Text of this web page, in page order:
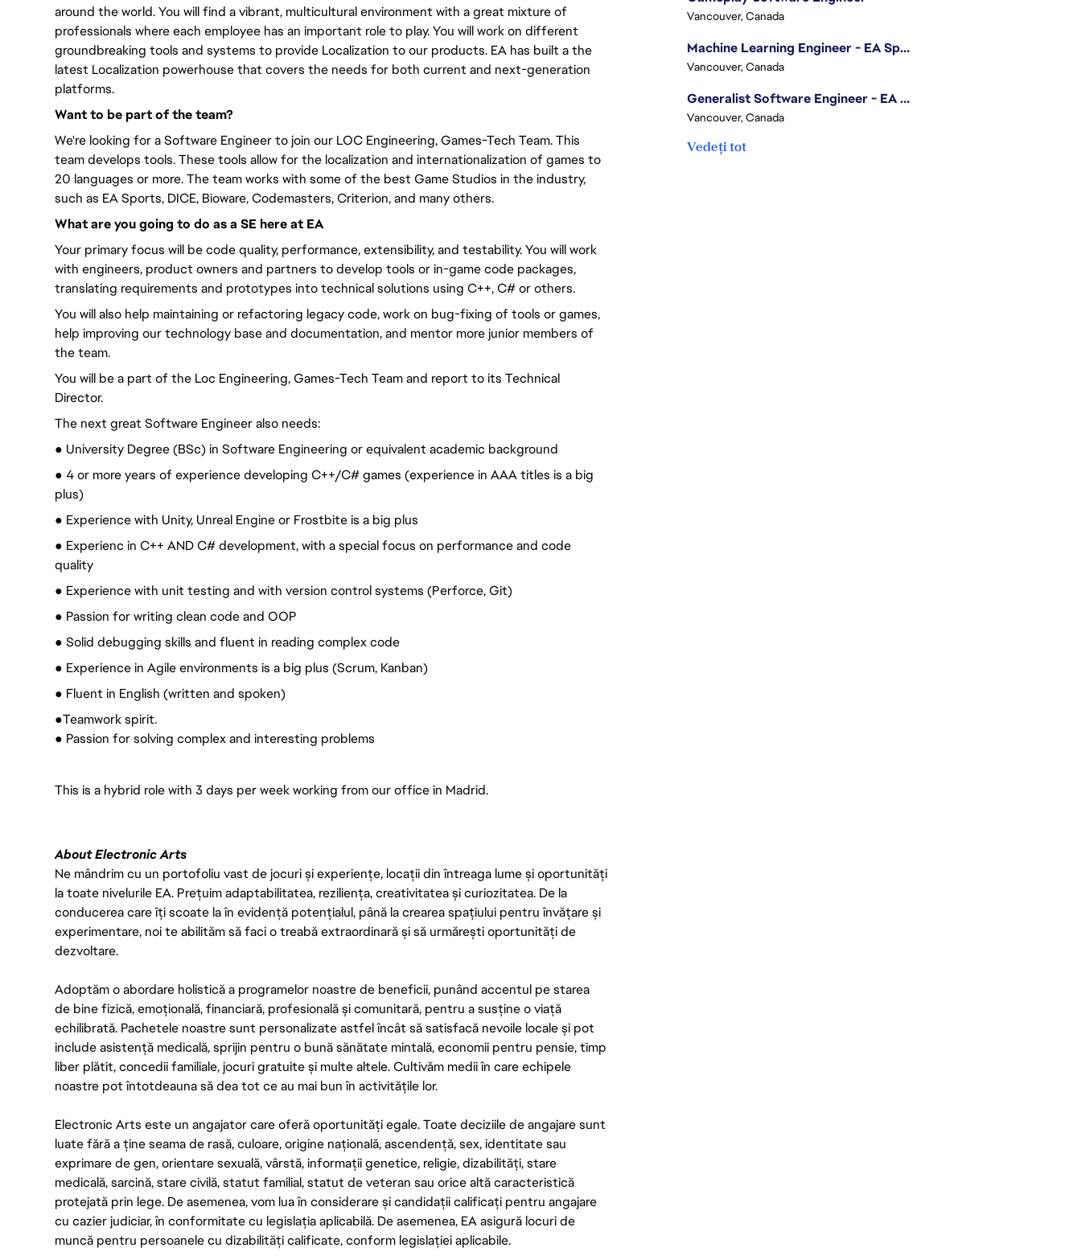
around the world. You will find a vibrant, multicultural environment with a great mixture of
professionals where each employee has an important role to play. You will work on different
groundbreaking tools and systems to provide Localization to our products. EA has built a the
latest Localization powerhouse that covers the needs for both current and next-generation
platforms.
Want to be part of the team?
We're looking for a Software Engineer to join our LOC Engineering, Games-Tech Team. This
team develops tools. These tools allow for the localization and internationalization of games to
20 languages or more. The team works with some of the best Game Studios in the industry,
such as EA Sports, DICE, Bioware, Codemasters, Criterion, and many others.
What are you going to do as a SE here at EA
Your primary focus will be code quality, performance, extensibility, and testability. You will work
with engineers, product owners and partners to develop tools or in-game code packages,
translating requirements and prototypes into technical solutions using C++, C# or others.
You will also help maintaining or refactoring legacy code, work on bug-fixing of tools or games,
help improving our technology base and documentation, and mentor more junior members of
the team.
You will be a part of the Loc Engineering, Games-Tech Team and report to its Technical
Director.
The next great Software Engineer also needs:
● University Degree (BSc) in Software Engineering or equivalent academic background
● 4 or more years of experience developing C++/C# games (experience in AAA titles is a big
plus)
● Experience with Unity, Unreal Engine or Frostbite is a big plus
● Experienc in C++ AND C# development, with a special focus on performance and code
quality
● Experience with unit testing and with version control systems (Perforce, Git)
● Passion for writing clean code and OOP
● Solid debugging skills and fluent in reading complex code
● Experience in Agile environments is a big plus (Scrum, Kanban)
● Fluent in English (written and spoken)
●Teamwork spirit.
● Passion for solving complex and interesting problems
This is a hybrid role with 3 days per week working from our office in Madrid.
About Electronic Arts
Ne mândrim cu un portofoliu vast de jocuri și experiențe, locații din întreaga lume și oportunități
la toate nivelurile EA. Prețuim adaptabilitatea, reziliența, creativitatea și curiozitatea. De la
conducerea care îți scoate la în evidență potențialul, până la crearea spațiului pentru învățare și
experimentare, noi te abilităm să faci o treabă extraordinară și să urmărești oportunități de
dezvoltare.
Adoptăm o abordare holistică a programelor noastre de beneficii, punând accentul pe starea
de bine fizică, emoțională, financiară, profesională și comunitară, pentru a susține o viață
echilibrată. Pachetele noastre sunt personalizate astfel încât să satisfacă nevoile locale și pot
include asistență medicală, sprijin pentru o bună sănătate mintală, economii pentru pensie, timp
liber plătit, concedii familiale, jocuri gratuite și multe altele. Cultivăm medii în care echipele
noastre pot întotdeauna să dea tot ce au mai bun în activitățile lor.
Electronic Arts este un angajator care oferă oportunități egale. Toate deciziile de angajare sunt
luate fără a ține seama de rasă, culoare, origine națională, ascendență, sex, identitate sau
exprimare de gen, orientare sexuală, vârstă, informații genetice, religie, dizabilități, stare
medicală, sarcină, stare civilă, statut familial, statut de veteran sau orice altă caracteristică
protejată prin lege. De asemenea, vom lua în considerare și candidații calificați pentru angajare
cu cazier judiciar, în conformitate cu legislația aplicabilă. De asemenea, EA asigură locuri de
muncă pentru persoanele cu dizabilități calificate, conform legislației aplicabile.
Vancouver, Canada
Machine Learning Engineer - EA Sports FC
Vancouver, Canada
Generalist Software Engineer - EA Sports FC
Vancouver, Canada
Vedeți tot